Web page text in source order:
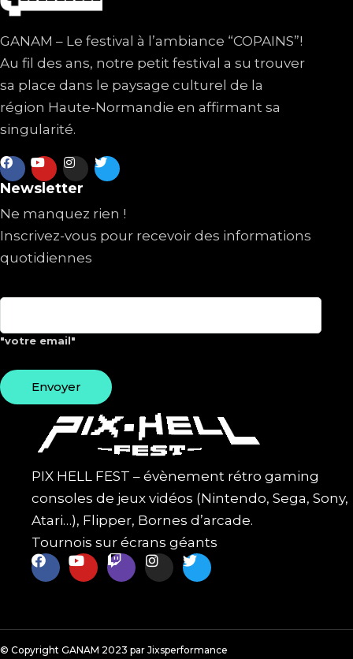
GANAM – Le festival à l’ambiance “COPAINS”!
Au fil des ans, notre petit festival a su trouver
sa place dans le paysage culturel de la
région Haute-Normandie en affirmant sa
singularité.
Newsletter
Ne manquez rien !
Inscrivez-vous pour recevoir des informations
quotidiennes
"votre email"
PIX HELL FEST – évènement rétro gaming
consoles de jeux vidéos (Nintendo, Sega, Sony,
Atari…), Flipper, Bornes d’arcade.
Tournois sur écrans géants
© Copyright GANAM 2023 par Jixsperformance